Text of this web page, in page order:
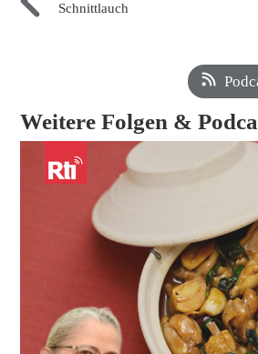
Schnittlauch
Weitere Folgen &